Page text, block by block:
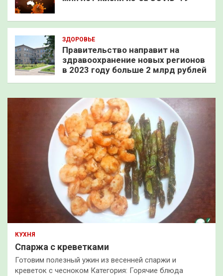
ЗДОРОВЬЕ
Правительство направит на
здравоохранение новых регионов
в 2023 году больше 2 млрд рублей
КУХНЯ
Спаржа с креветками
Готовим полезный ужин из весенней спаржи и
креветок с чесноком Категория: Горячие блюда